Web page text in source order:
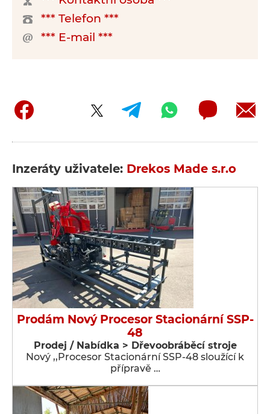
*** Telefon ***
*** E-mail ***
Inzeráty uživatele: Drekos Made s.r.o
Prodám Nový Procesor Stacionární SSP-
48
Prodej / Nabídka > Dřevoobráběcí stroje
Nový ,,Procesor Stacionární SSP-48 sloužící k
přípravě …